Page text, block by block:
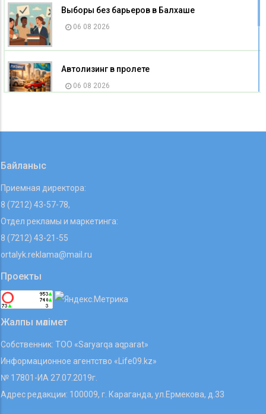
Выборы без барьеров в Балхаше
06 08 2026
Автолизинг в пролете
06 08 2026
Байланыс
Приемная директора:
8 (7212) 43-57-78,
Отдел рекламы и маркетинга:
8 (7212) 43-21-55
ortalyk.reklama@mail.ru
Проекты
Жалпы мәлімет
Собственник: ТОО «Saryarqa aqparat»
Информационное агентство «Life09.kz»
№ 17801-ИА 27.07.2019г.
Адрес редакции: 100009, г. Караганда, ул.Ермекова, д.33